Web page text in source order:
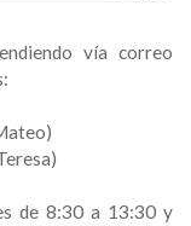
vía correo
de 8:30 a 13:30 y